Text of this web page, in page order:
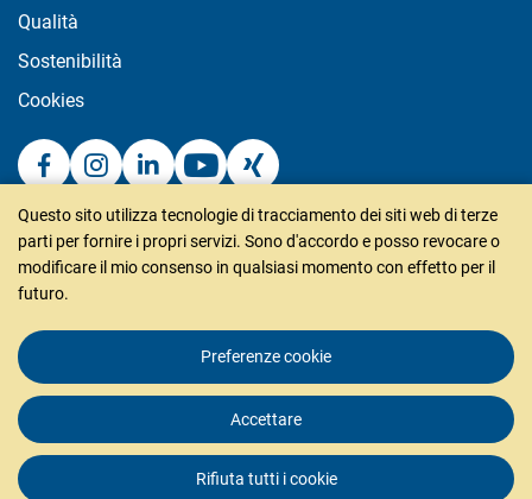
Qualità
Sostenibilità
Cookies
puren gmbh
Rengoldshauser Str. 4
88662 Überlingen
Deutschland
Tel +49 (0)7551 / 80 99 0
Fax +49 (0)7551 / 80 99 20
info@puren.com
Questo sito utilizza tecnologie di tracciamento dei siti web di terze
parti per fornire i propri servizi. Sono d'accordo e posso revocare o
modificare il mio consenso in qualsiasi momento con effetto per il
futuro.
Preferenze cookie
Accettare
Rifiuta tutti i cookie